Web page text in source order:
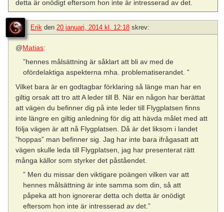
detta är onödigt eftersom hon inte är intresserad av det.
Erik den 20 januari, 2014 kl. 12:18 skrev:
@Matias:
”hennes målsättning är såklart att bli av med de
ofördelaktiga aspekterna mha. problematiserandet. ”
Vilket bara är en godtagbar förklaring så länge man har en
giltig orsak att tro att A leder till B. När en någon har berättat
att vägen du befinner dig på inte leder till Flygplatsen finns
inte längre en giltig anledning för dig att hävda målet med att
följa vägen är att nå Flygplatsen. Då är det liksom i landet
”hoppas” man befinner sig. Jag har inte bara ifrågasatt att
vägen skulle leda till Flygplatsen, jag har presenterat rätt
många källor som styrker det påståendet.
” Men du missar den viktigare poängen vilken var att
hennes målsättning är inte samma som din, så att
påpeka att hon ignorerar detta och detta är onödigt
eftersom hon inte är intresserad av det.”